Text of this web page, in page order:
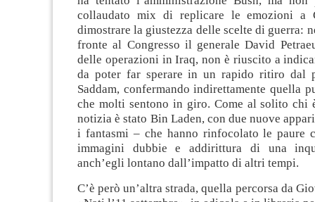
collaudato mix di replicare le emozioni a
dimostrare la giustezza delle scelte di guerra:
fronte al Congresso il generale David
delle operazioni in Iraq, non è riuscito a
da poter far sperare in un rapido ritiro dal
Saddam, confermando indirettamente quella
che molti sentono in giro. Come al solito chi
notizia è stato Bin Laden, con due nuove
i fantasmi – che hanno rinfocolato le paure
immagini dubbie e addirittura di una
anch’egli lontano dall’impatto di altri tempi.
C’è però un’altra strada, quella percorsa da